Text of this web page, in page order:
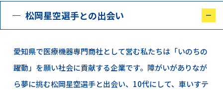
松岡星空選手との出会い
愛知県で医療機器専門商社として営む私たちは「いのちの
躍動」を願い社会に貢献する企業です。障がいがありなが
ら夢に挑む松岡星空選手と出会い、10代にして、車いすテ